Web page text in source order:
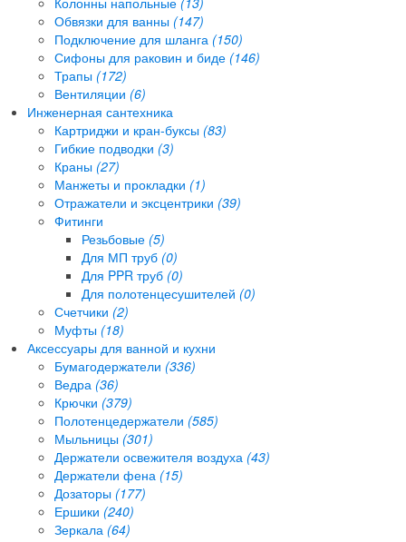
Обвязки для ванны (147)
Подключение для шланга (150)
Сифоны для раковин и биде (146)
Трапы (172)
Вентиляции (6)
Инженерная сантехника
Картриджи и кран-буксы (83)
Гибкие подводки (3)
Краны (27)
Манжеты и прокладки (1)
Отражатели и эксцентрики (39)
Фитинги
Резьбовые (5)
Для МП труб (0)
Для PPR труб (0)
Для полотенцесушителей (0)
Счетчики (2)
Муфты (18)
Аксессуары для ванной и кухни
Бумагодержатели (336)
Ведра (36)
Крючки (379)
Полотенцедержатели (585)
Мыльницы (301)
Держатели освежителя воздуха (43)
Держатели фена (15)
Дозаторы (177)
Ершики (240)
Зеркала (64)